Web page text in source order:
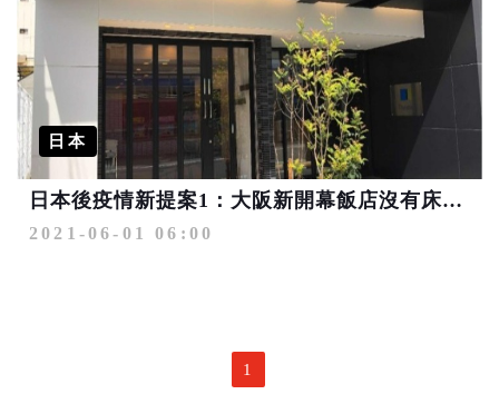
日本
日本後疫情新提案1：大阪新開幕飯店沒有床？！
2021-06-01 06:00
1